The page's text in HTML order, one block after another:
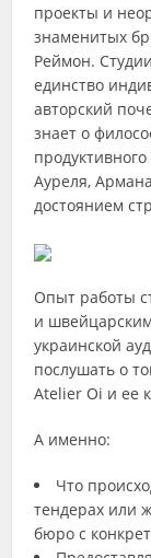
проекты и
знаменитых
Реймон.
единство
авторский
знает о
Ауреля,
достоянием
Опыт работы
и
украинской
послушать о
Atelier Oi и ее
А именно:
Что
тендерах или
бюро с